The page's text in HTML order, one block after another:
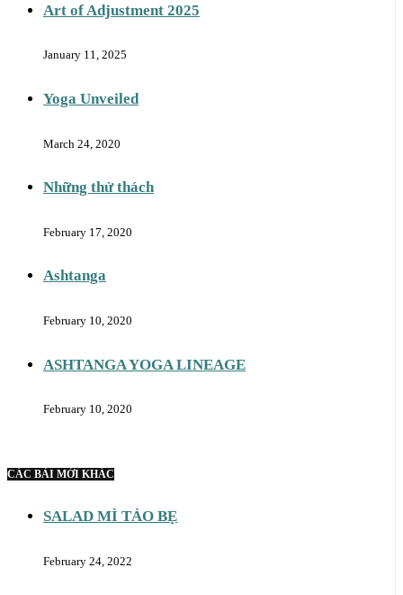
Art of Adjustment 2025
January 11, 2025
Yoga Unveiled
March 24, 2020
Những thử thách
February 17, 2020
Ashtanga
February 10, 2020
ASHTANGA YOGA LINEAGE
February 10, 2020
CÁC BÀI MỚI KHÁC
SALAD MÌ TẢO BẸ
February 24, 2022